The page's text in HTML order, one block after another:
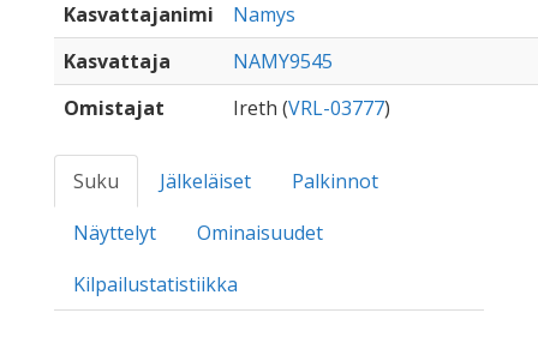
Kasvattajanimi
Namys
Kasvattaja
NAMY9545
Omistajat
Ireth (VRL-03777)
Suku Jälkeläiset
Palkinnot
Näyttelyt
Ominaisuudet
Kilpailustatistiikka